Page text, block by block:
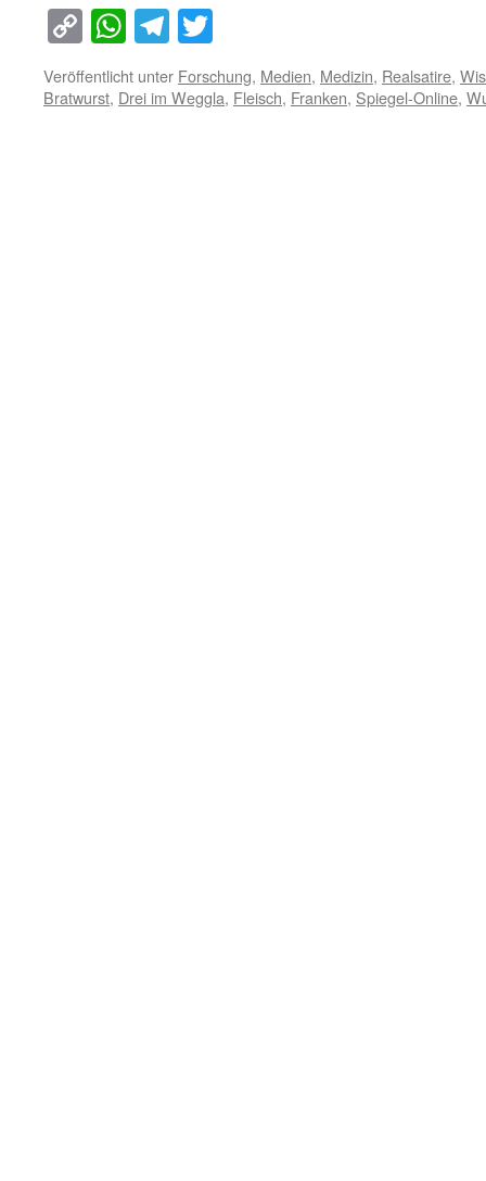
Copy
Link
WhatsApp
Telegram
Veröffentlicht unter Forschung, Medien, Medizin, Realsatire,
Bratwurst, Drei im Weggla, Fleisch, Franken, Spiegel-Online,